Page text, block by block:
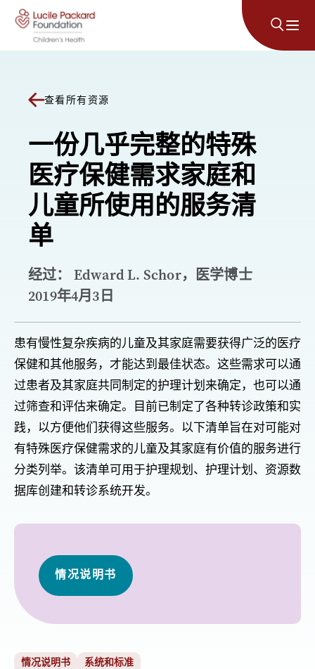
跳至内容
查看所有资源
一份几乎完整的特殊
医疗保健需求家庭和
儿童所使用的服务清
单
经过： Edward L. Schor，医学博士
2019年4月3日
患有慢性复杂疾病的儿童及其家庭需要获得广泛的医疗
保健和其他服务，才能达到最佳状态。这些需求可以通
过患者及其家庭共同制定的护理计划来确定，也可以通
过筛查和评估来确定。目前已制定了各种转诊政策和实
践，以方便他们获得这些服务。以下清单旨在对可能对
有特殊医疗保健需求的儿童及其家庭有价值的服务进行
分类列举。该清单可用于护理规划、护理计划、资源数
据库创建和转诊系统开发。
情况说明书
情况说明书 系统和标准